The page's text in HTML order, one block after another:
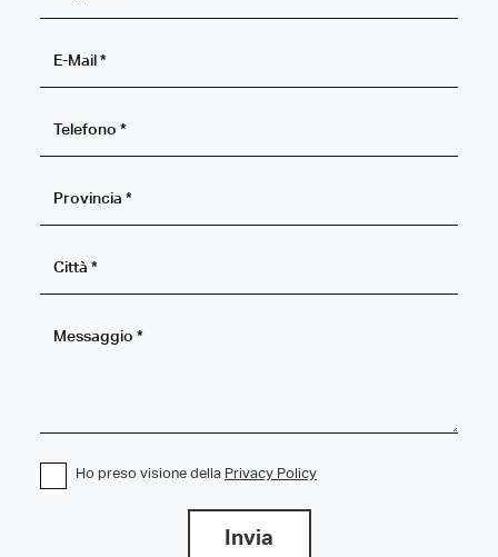
Ho preso visione della Privacy Policy
Invia